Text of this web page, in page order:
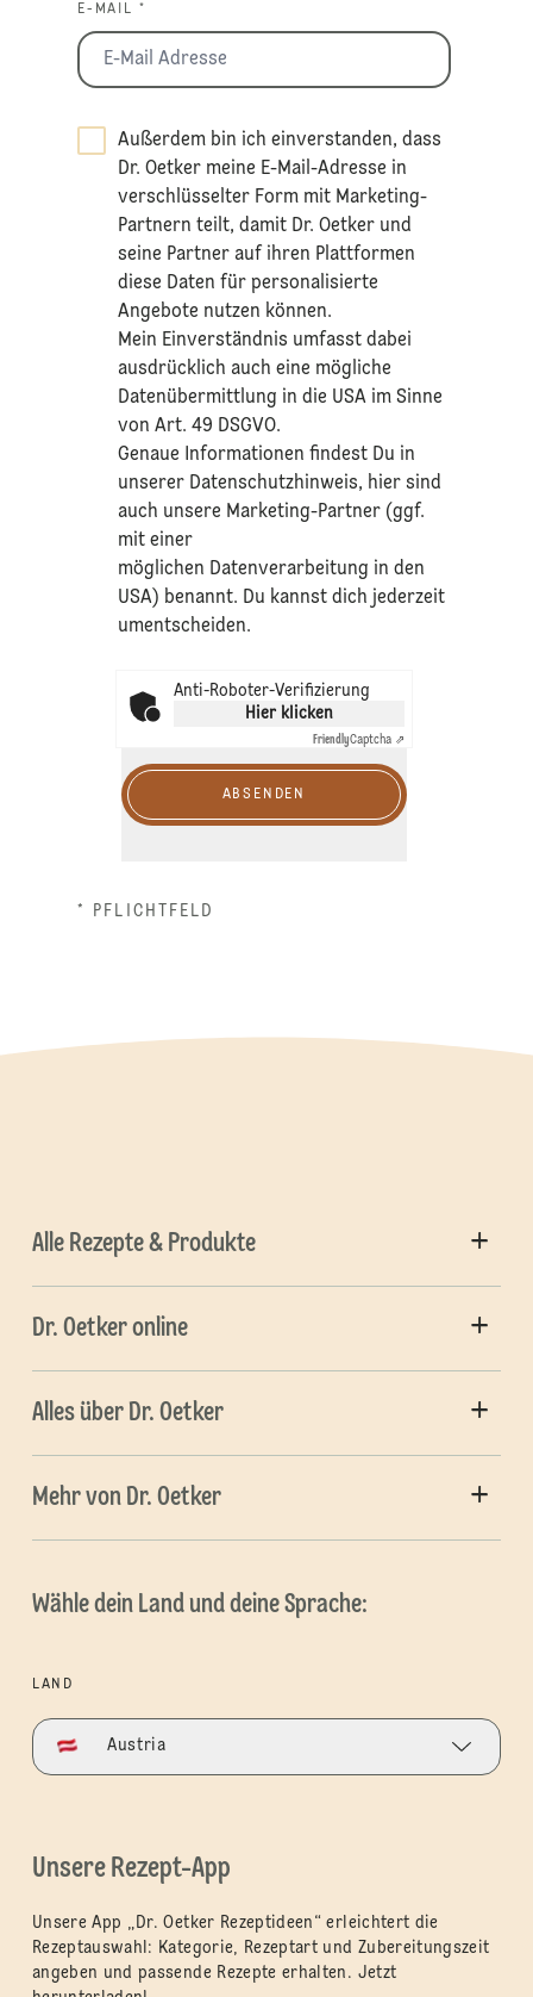
E-MAIL *
Außerdem bin ich einverstanden, dass
Dr. Oetker meine E-Mail-Adresse in
verschlüsselter Form mit Marketing-
Partnern teilt, damit Dr. Oetker und
seine Partner auf ihren Plattformen
diese Daten für personalisierte
Angebote nutzen können.
Mein Einverständnis umfasst dabei
ausdrücklich auch eine mögliche
Datenübermittlung in die USA im Sinne
von Art. 49 DSGVO.​
​Genaue Informationen findest Du in
unserer Datenschutzhinweis, hier sind
auch unsere Marketing-Partner (ggf.
mit einer
möglichen Datenverarbeitung in den
USA) benannt. Du kannst dich jederzeit
umentscheiden.
Anti-Roboter-Verifizierung
Hier klicken
FriendlyCaptcha ⇗
ABSENDEN
* PFLICHTFELD
Alle Rezepte & Produkte
Dr. Oetker online
Alles über Dr. Oetker
Mehr von Dr. Oetker
Wähle dein Land und deine Sprache:
LAND
Austria
Unsere Rezept-App
Unsere App „Dr. Oetker Rezeptideen“ erleichtert die
Rezeptauswahl: Kategorie, Rezeptart und Zubereitungszeit
angeben und passende Rezepte erhalten. Jetzt